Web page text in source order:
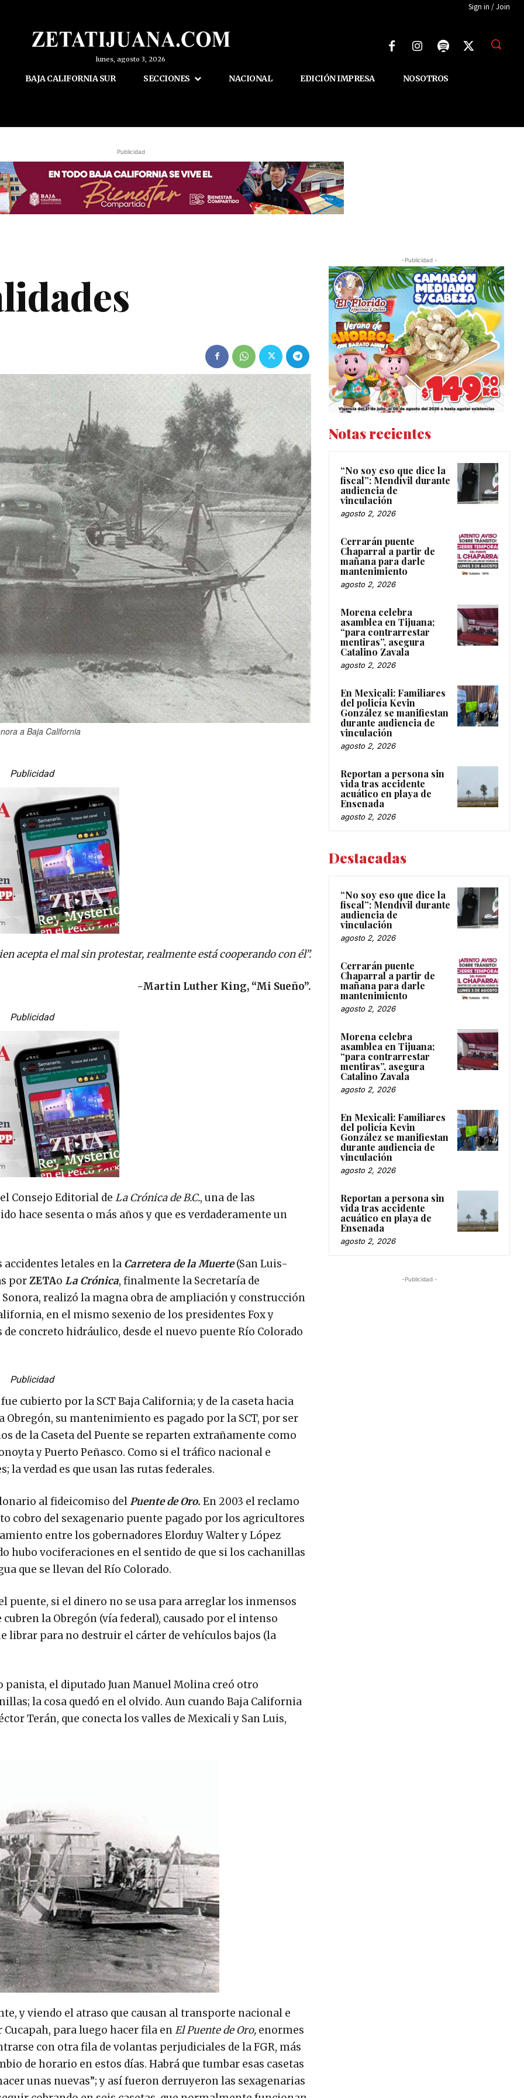
Sign in / Join
lunes, agosto 3, 2026
BAJA CALIFORNIA SUR SECCIONES NACIONAL EDICIÓN IMPRESA NOSOTROS
Publicidad
a Baja California
Publicidad
acepta el mal sin protestar, realmente está cooperando con él”.
-Martin Luther King, “Mi Sueño”.
Publicidad
Consejo Editorial de La Crónica de B.C., una de las
hace sesenta o más años y que es verdaderamente un
letales en la Carretera de la Muerte(San Luis-
porZETAo La Crónica, finalmente la Secretaría de
realizó la magna obra de ampliación y construcción
en el mismo sexenio de los presidentes Fox y
concreto hidráulico, desde el nuevo puente Río Colorado
Publicidad
cubierto por la SCT Baja California; y de la caseta hacia
su mantenimiento es pagado por la SCT, por ser
de la Caseta del Puente se reparten extrañamente como
y Puerto Peñasco. Como si el tráfico nacional e
la verdad es que usan las rutas federales.
al fideicomiso delPuente de Oro. En 2003 el reclamo
cobro del sexagenario puente pagado por los agricultores
entre los gobernadores Elorduy Walter y López
hubo vociferaciones en el sentido de que si los cachanillas
que se llevan del Río Colorado.
puente, si el dinero no se usa para arreglar los inmensos
la Obregón (vía federal), causado por el intenso
librar para no destruir el cárter de vehículos bajos (la
panista, el diputado Juan Manuel Molina creó otro
la cosa quedó en el olvido. Aun cuando Baja California
Terán, que conecta los valles de Mexicali y San Luis,
y viendo el atraso que causan al transporte nacional e
para luego hacer fila enEl Puente de Oro, enormes
con otra fila de volantas perjudiciales de la FGR, más
de horario en estos días. Habrá que tumbar esas casetas
unas nuevas”; y así fueron derruyeron las sexagenarias
-Publicidad -
Notas recientes
“No soy eso que dice la
fiscal”: Mendívil durante
audiencia de
vinculación
agosto 2, 2026
Cerrarán puente
Chaparral a partir de
mañana para darle
mantenimiento
agosto 2, 2026
Morena celebra
asamblea en Tijuana;
“para contrarrestar
mentiras”, asegura
Catalino Zavala
agosto 2, 2026
En Mexicali: Familiares
del policía Kevin
González se manifiestan
durante audiencia de
vinculación
agosto 2, 2026
Reportan a persona sin
vida tras accidente
acuático en playa de
Ensenada
agosto 2, 2026
Destacadas
“No soy eso que dice la
fiscal”: Mendívil durante
audiencia de
vinculación
agosto 2, 2026
Cerrarán puente
Chaparral a partir de
mañana para darle
mantenimiento
agosto 2, 2026
Morena celebra
asamblea en Tijuana;
“para contrarrestar
mentiras”, asegura
Catalino Zavala
agosto 2, 2026
En Mexicali: Familiares
del policía Kevin
González se manifiestan
durante audiencia de
vinculación
agosto 2, 2026
Reportan a persona sin
vida tras accidente
acuático en playa de
Ensenada
agosto 2, 2026
-Publicidad -